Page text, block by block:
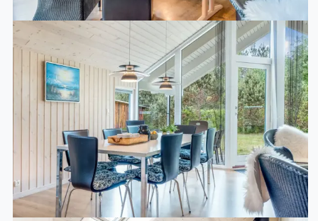
11 kW. Parkplatz auf dem Grundstück.
Einrichtung
Das Ferienhaus eignet sich für 8 Personen sowie 1
Kleinkind bis zu 3 Jahren. Die Ferienunterkunft hat eine
Wohnfläche von 138 m² und wurde 2012 gebaut. 2024
wurde die Ferienunterkunft renoviert. Es ist erlaubt 1
Haustier mitzubringen. Es gibt Erdwärme. Es gibt
Solarwärme. Fußbodenheizung in allen Räumen. Die
Ferienunterkunft ist mit Waschmaschine ausgestattet.
Wäschetrockner. Tiefkühlmöglichkeit mit 90 Liter
Nutzinhalt. Es gibt außerdem einen Kaminofen. Für die
jüngsten Feriengäste ist 1 Kinderhochstuhl vorhanden.